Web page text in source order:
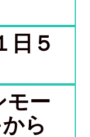
日５
モー
ら